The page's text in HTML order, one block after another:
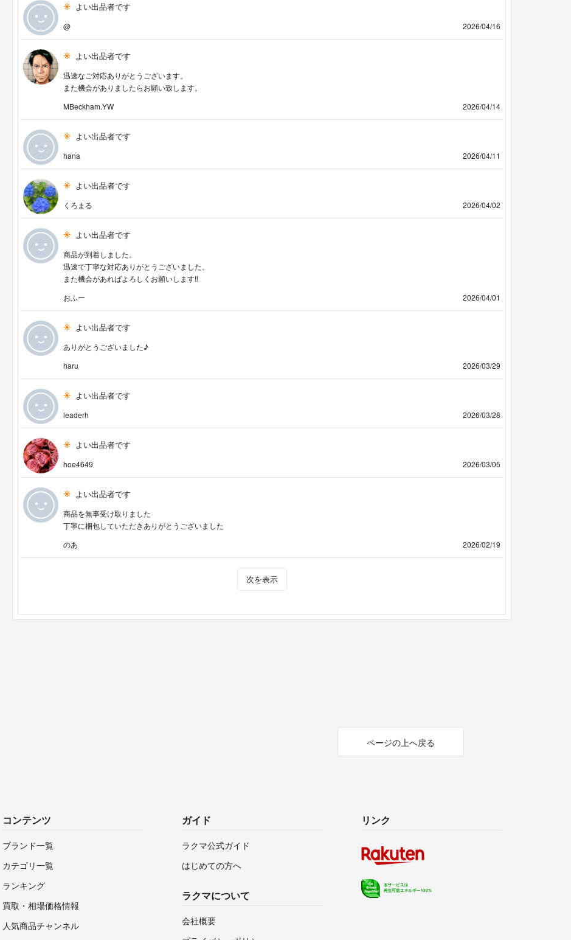
よい出品者です
@ 2026/04/16
よい出品者です
迅速なご対応ありがとうございます。
また機会がありましたらお願い致します。
MBeckham.YW
2026/04/14
よい出品者です
hana 2026/04/11
よい出品者です
くろまる 2026/04/02
よい出品者です
商品が到着しました。
迅速で丁寧な対応ありがとうございました。
また機会があればよろしくお願いします‼️
おふー
2026/04/01
よい出品者です
ありがとうございました♪
haru
2026/03/29
よい出品者です
leaderh 2026/03/28
よい出品者です
hoe4649 2026/03/05
よい出品者です
商品を無事受け取りました
丁寧に梱包していただきありがとうございました
のあ
2026/02/19
次を表示
ページの上へ戻る
コンテンツ
ブランド一覧
カテゴリ一覧
ランキング
買取・相場価格情報
人気商品チャンネル
ガイド
ラクマ公式ガイド
はじめての方へ
ラクマについて
会社概要
リンク